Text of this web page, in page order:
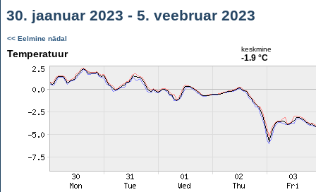
30. jaanuar 2023 - 5. veebruar 2023
<< Eelmine nädal
Temperatuur keskmine
-1.9 °C